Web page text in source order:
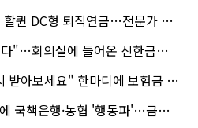
DC형 퇴직연금…전문가 조언은
회의실에 들어온 신한금융 AI
세요" 한마디에 보험금 못 받을 뻔?
행·농협 '행동파'…금감원 '신중모드'